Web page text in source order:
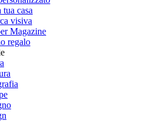
tua casa
visiva
Magazine
regalo